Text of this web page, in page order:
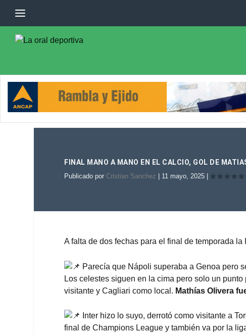
FINAL MANO A MANO EN EL CALCIO, GOL DE
Publicado por Cristian Sanchez 11 mayo, 2025
A falta de dos fechas para el final de temporada
Parecía que Nápoli superaba a Genoa pero
Los celestes siguen en la cima pero solo un
visitante y Cagliari como local. Mathías Olivera
Inter hizo lo suyo, derrotó como visitante a
final de Champions League y también va por la